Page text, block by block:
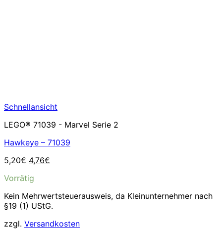
Schnellansicht
LEGO® 71039 - Marvel Serie 2
Hawkeye – 71039
5,20€ Ursprünglicher
war:
4,76€
Vorrätig
Kein Mehrwertsteuerausweis, da Kleinunternehmer nach
§19 (1) UStG.
zzgl. Versandkosten